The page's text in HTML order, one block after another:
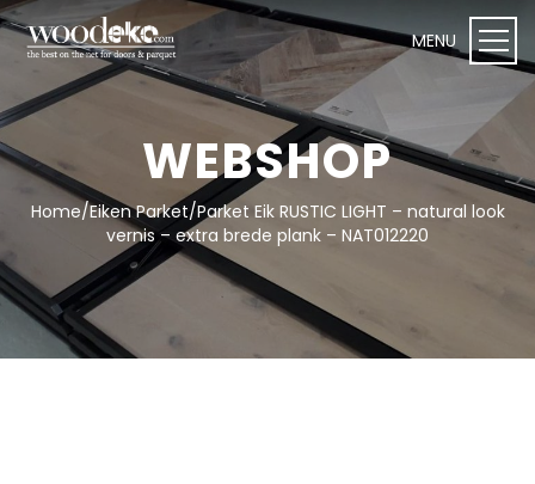
WEBSHOP I Woodeko
Deuren
Plafond- en wandpanelen
WEBSHOP
Home/Eiken Parket/Parket Eik RUSTIC LIGHT – natural look
vernis – extra brede plank – NAT012220